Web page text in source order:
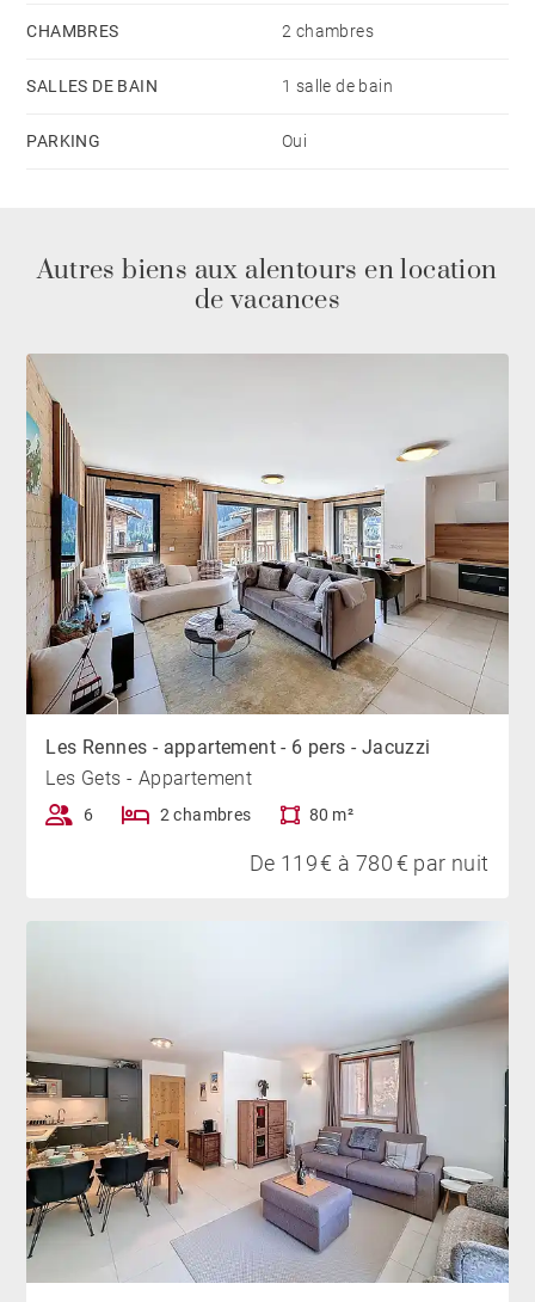
Hébergeur adhérent au Multi Pass Portes du Soleil.
CHAMBRES 2 chambres
SALLES DE BAIN 1 salle de bain
PARKING Oui
Autres biens aux alentours en location
de vacances
Les Rennes - appartement - 6 pers - Jacuzzi
Les Gets - Appartement
6 2 chambres 80 m²
De 119 € à 780 € par nuit